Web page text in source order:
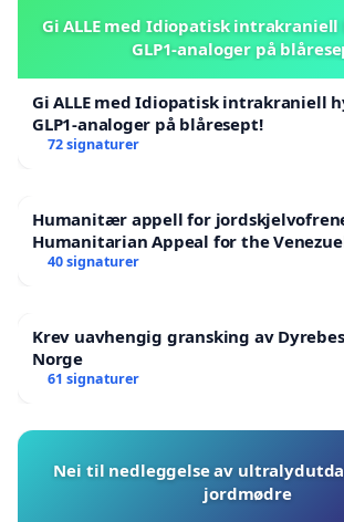
Gi ALLE med Idiopatisk
GLP1-analoger på
Gi ALLE med Idiopatisk intrakraniell
GLP1-analoger på blåresept!
72 signaturer
Humanitær appell for
Humanitarian Appeal for the
Victims
40 signaturer
Krev uavhengig gransking av
Norge
61 signaturer
Nei til nedleggelse av
jordmødre